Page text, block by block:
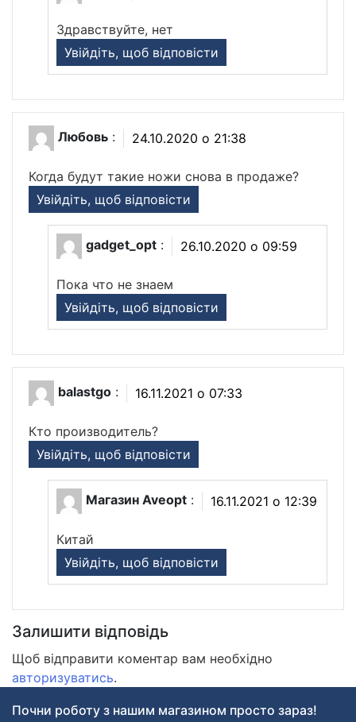
Здравствуйте, нет
Увійдіть, щоб відповісти
Любовь : 24.10.2020 о 21:38
Когда будут такие ножи снова в продаже?
Увійдіть, щоб відповісти
gadget_opt : 26.10.2020 о 09:59
Пока что не знаем
Увійдіть, щоб відповісти
balastgo : 16.11.2021 о 07:33
Кто производитель?
Увійдіть, щоб відповісти
Магазин Aveopt : 16.11.2021 о 12:39
Китай
Увійдіть, щоб відповісти
Залишити відповідь
Щоб відправити коментар вам необхідно
авторизуватись.
Почни роботу з нашим магазином просто зараз!